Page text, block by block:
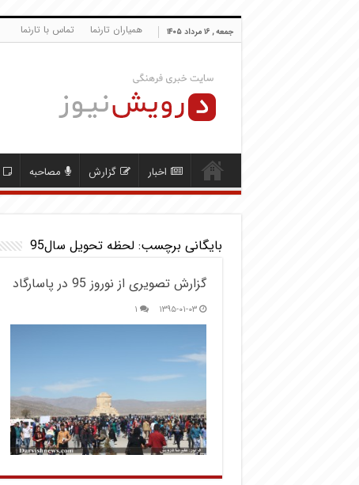
جمعه , ۱۶ مرداد ۱۴۰۵ همیاران تارنما تماس با تارنما
اخبار گزارش مصاحبه
بایگانی برچسب:لحظه تحویل سال95
گزارش تصویری از نوروز 95 در پاسارگاد
۱۳۹۵-۰۱-۰۳ ۱